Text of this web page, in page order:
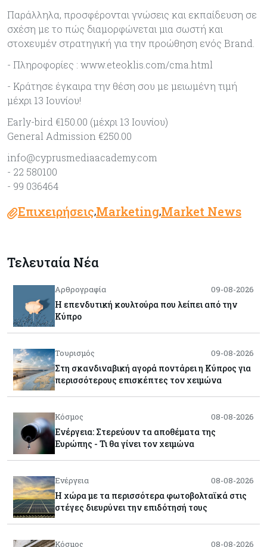
Παράλληλα, προσφέρονται γνώσεις και εκπαίδευση σε
σχέση με το πώς διαμορφώνεται μια σωστή και
στοχευμέν στρατηγική για την προώθηση ενός Brand.
- Πληροφορίες : www.eteoklis.com/cma.html
- Κράτησε έγκαιρα την θέση σου με μειωμένη τιμή
μέχρι 13 Ιουνίου!
Early-bird €150.00 (μέχρι 13 Ιουνίου)
General Admission €250.00
info@cyprusmediaacademy.com
- 22 580100
- 99 036464
Επιχειρήσεις,Marketing,Market News
Τελευταία Νέα
Αρθρογραφία 09-08-2026
Η επενδυτική κουλτούρα που λείπει από την
Κύπρο
Τουρισμός 09-08-2026
Στη σκανδιναβική αγορά ποντάρει η Κύπρος για
περισσότερους επισκέπτες τον χειμώνα
Κόσμος 08-08-2026
Ενέργεια: Στερεύουν τα αποθέματα της
Ευρώπης - Τι θα γίνει τον χειμώνα
Ενέργεια 08-08-2026
Η χώρα με τα περισσότερα φωτοβολταϊκά στις
στέγες διευρύνει την επιδότησή τους
Κόσμος 08-08-2026